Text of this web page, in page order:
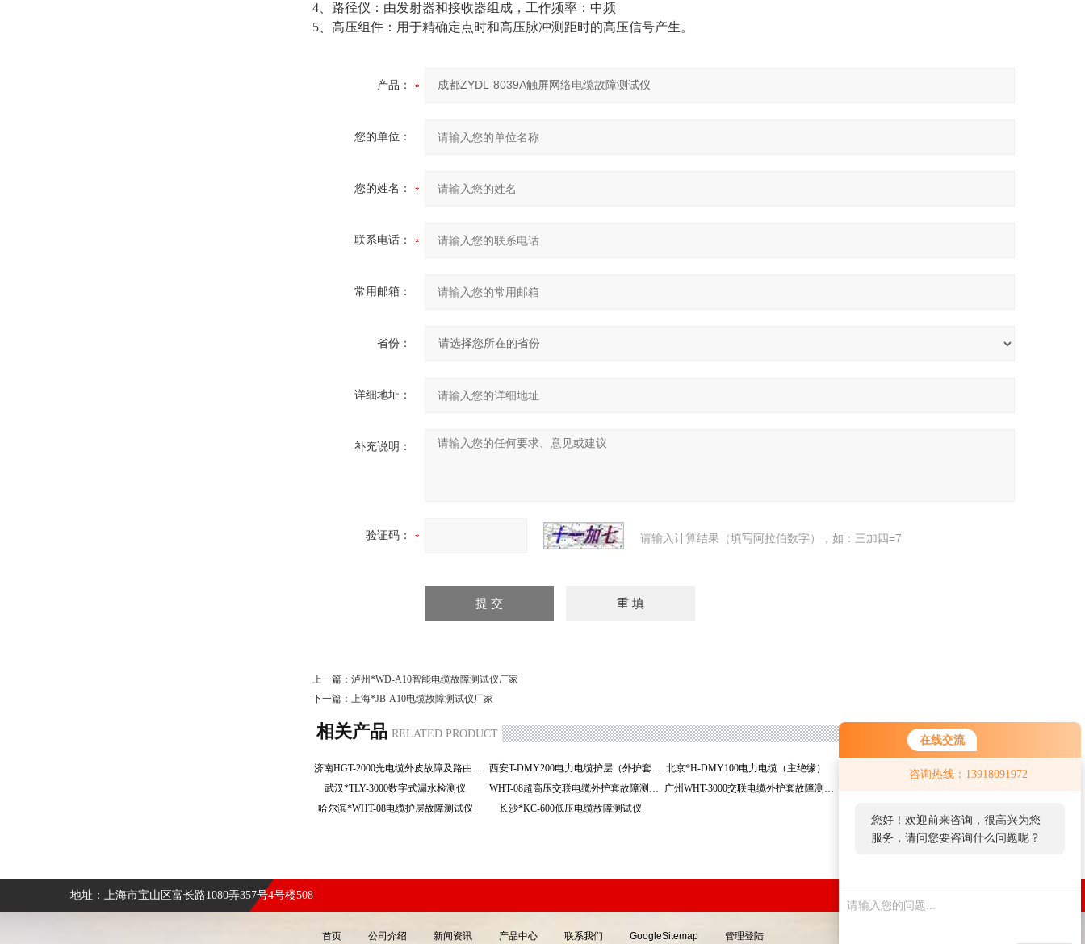
在线交流
咨询热线：13918091972
服务，请问您要咨询什么问题呢？
您好，看您停留很久了，是否找到
了需求产品，您可以直接在线与我
4、路径仪：由发射器和接收器组成，工作频率：中频
5、高压组件：用于精确定点时和高压脉冲测距时的高压信号产生。
产品：
您的单位：
您的姓名：
联系电话：
常用邮箱：
省份：
详细地址：
补充说明：
验证码： 请输入计算结果（填写阿拉伯数字），如：三加四=7
上一篇： 泸州*WD-A10智能电缆故障测试仪厂家
下一篇： 上海*JB-A10电缆故障测试仪厂家
相关产品 RELATED PRODUCT
济南HGT-2000光电缆外皮故障及路由定位仪 西安T-DMY200电力电缆护层（外护套） 北京*H-DMY100电力电缆（主绝缘）
深圳*TLY-2000漏水检测仪
武汉*TLY-3000数字式漏水检测仪
WHT-08超高压交联电缆外护套故障测试仪 广州WHT-3000交联电缆外护套故障测试仪
哈尔滨*WHT-08电缆护层故障测试仪
长沙*KC-600低压电缆故障测试仪
地址：上海市宝山区富长路1080弄357号4号楼508
首页 公司介绍 新闻资讯 产品中心 联系我们 GoogleSitemap 管理登陆